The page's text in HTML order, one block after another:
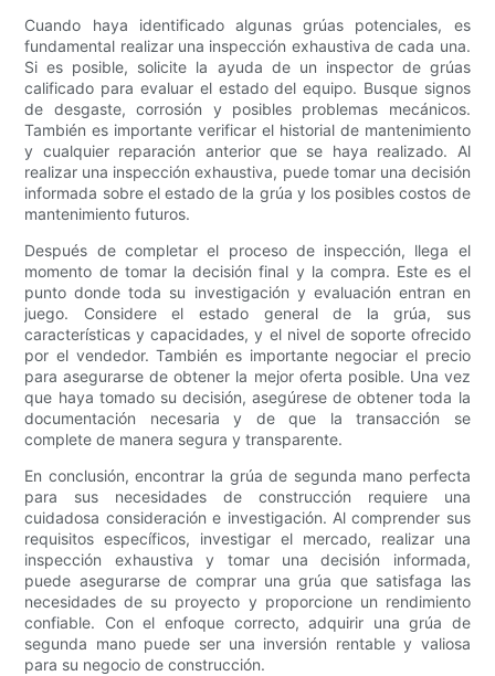
Cuando haya identificado algunas grúas potenciales, es
fundamental realizar una inspección exhaustiva de cada una.
Si es posible, solicite la ayuda de un inspector de grúas
calificado para evaluar el estado del equipo. Busque signos
de desgaste, corrosión y posibles problemas mecánicos.
También es importante verificar el historial de mantenimiento
y cualquier reparación anterior que se haya realizado. Al
realizar una inspección exhaustiva, puede tomar una decisión
informada sobre el estado de la grúa y los posibles costos de
mantenimiento futuros.
Después de completar el proceso de inspección, llega el
momento de tomar la decisión final y la compra. Este es el
punto donde toda su investigación y evaluación entran en
juego. Considere el estado general de la grúa, sus
características y capacidades, y el nivel de soporte ofrecido
por el vendedor. También es importante negociar el precio
para asegurarse de obtener la mejor oferta posible. Una vez
que haya tomado su decisión, asegúrese de obtener toda la
documentación necesaria y de que la transacción se
complete de manera segura y transparente.
En conclusión, encontrar la grúa de segunda mano perfecta
para sus necesidades de construcción requiere una
cuidadosa consideración e investigación. Al comprender sus
requisitos específicos, investigar el mercado, realizar una
inspección exhaustiva y tomar una decisión informada,
puede asegurarse de comprar una grúa que satisfaga las
necesidades de su proyecto y proporcione un rendimiento
confiable. Con el enfoque correcto, adquirir una grúa de
segunda mano puede ser una inversión rentable y valiosa
para su negocio de construcción.